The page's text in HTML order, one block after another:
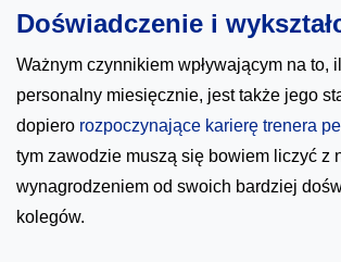
Doświadczenie i
Ważnym czynnikiem wpływającym na to,
personalny miesięcznie, jest także jego
dopiero rozpoczynające karierę trenera
tym zawodzie muszą się bowiem liczyć z
wynagrodzeniem od swoich bardziej
kolegów.